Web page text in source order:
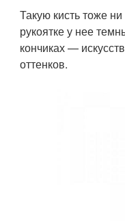
Такую кисть тоже
рукоятке у нее
кончиках —
оттенков.